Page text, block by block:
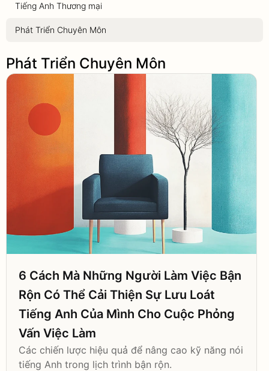
Tiếng Anh Thương mại
Phát Triển Chuyên Môn
Phát Triển Chuyên Môn
6 Cách Mà Những Người Làm Việc Bận
Rộn Có Thể Cải Thiện Sự Lưu Loát
Tiếng Anh Của Mình Cho Cuộc Phỏng
Vấn Việc Làm
Các chiến lược hiệu quả để nâng cao kỹ năng nói
tiếng Anh trong lịch trình bận rộn.